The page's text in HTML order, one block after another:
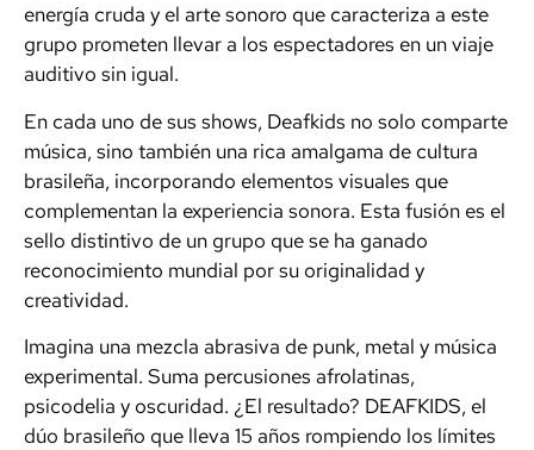
energía cruda y el arte sonoro que caracteriza a este
grupo prometen llevar a los espectadores en un viaje
auditivo sin igual.
En cada uno de sus shows, Deafkids no solo comparte
música, sino también una rica amalgama de cultura
brasileña, incorporando elementos visuales que
complementan la experiencia sonora. Esta fusión es el
sello distintivo de un grupo que se ha ganado
reconocimiento mundial por su originalidad y
creatividad.
Imagina una mezcla abrasiva de punk, metal y música
experimental. Suma percusiones afrolatinas,
psicodelia y oscuridad. ¿El resultado? DEAFKIDS, el
dúo brasileño que lleva 15 años rompiendo los límites